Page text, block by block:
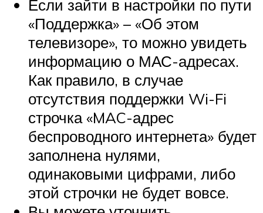
Если зайти в настройки по пути
«Поддержка» – «Об этом
телевизоре», то можно увидеть
информацию о МАС-адресах.
Как правило, в случае
отсутствия поддержки Wi-Fi
строчка «MAC-адрес
беспроводного интернета» будет
заполнена нулями,
одинаковыми цифрами, либо
этой строчки не будет вовсе.